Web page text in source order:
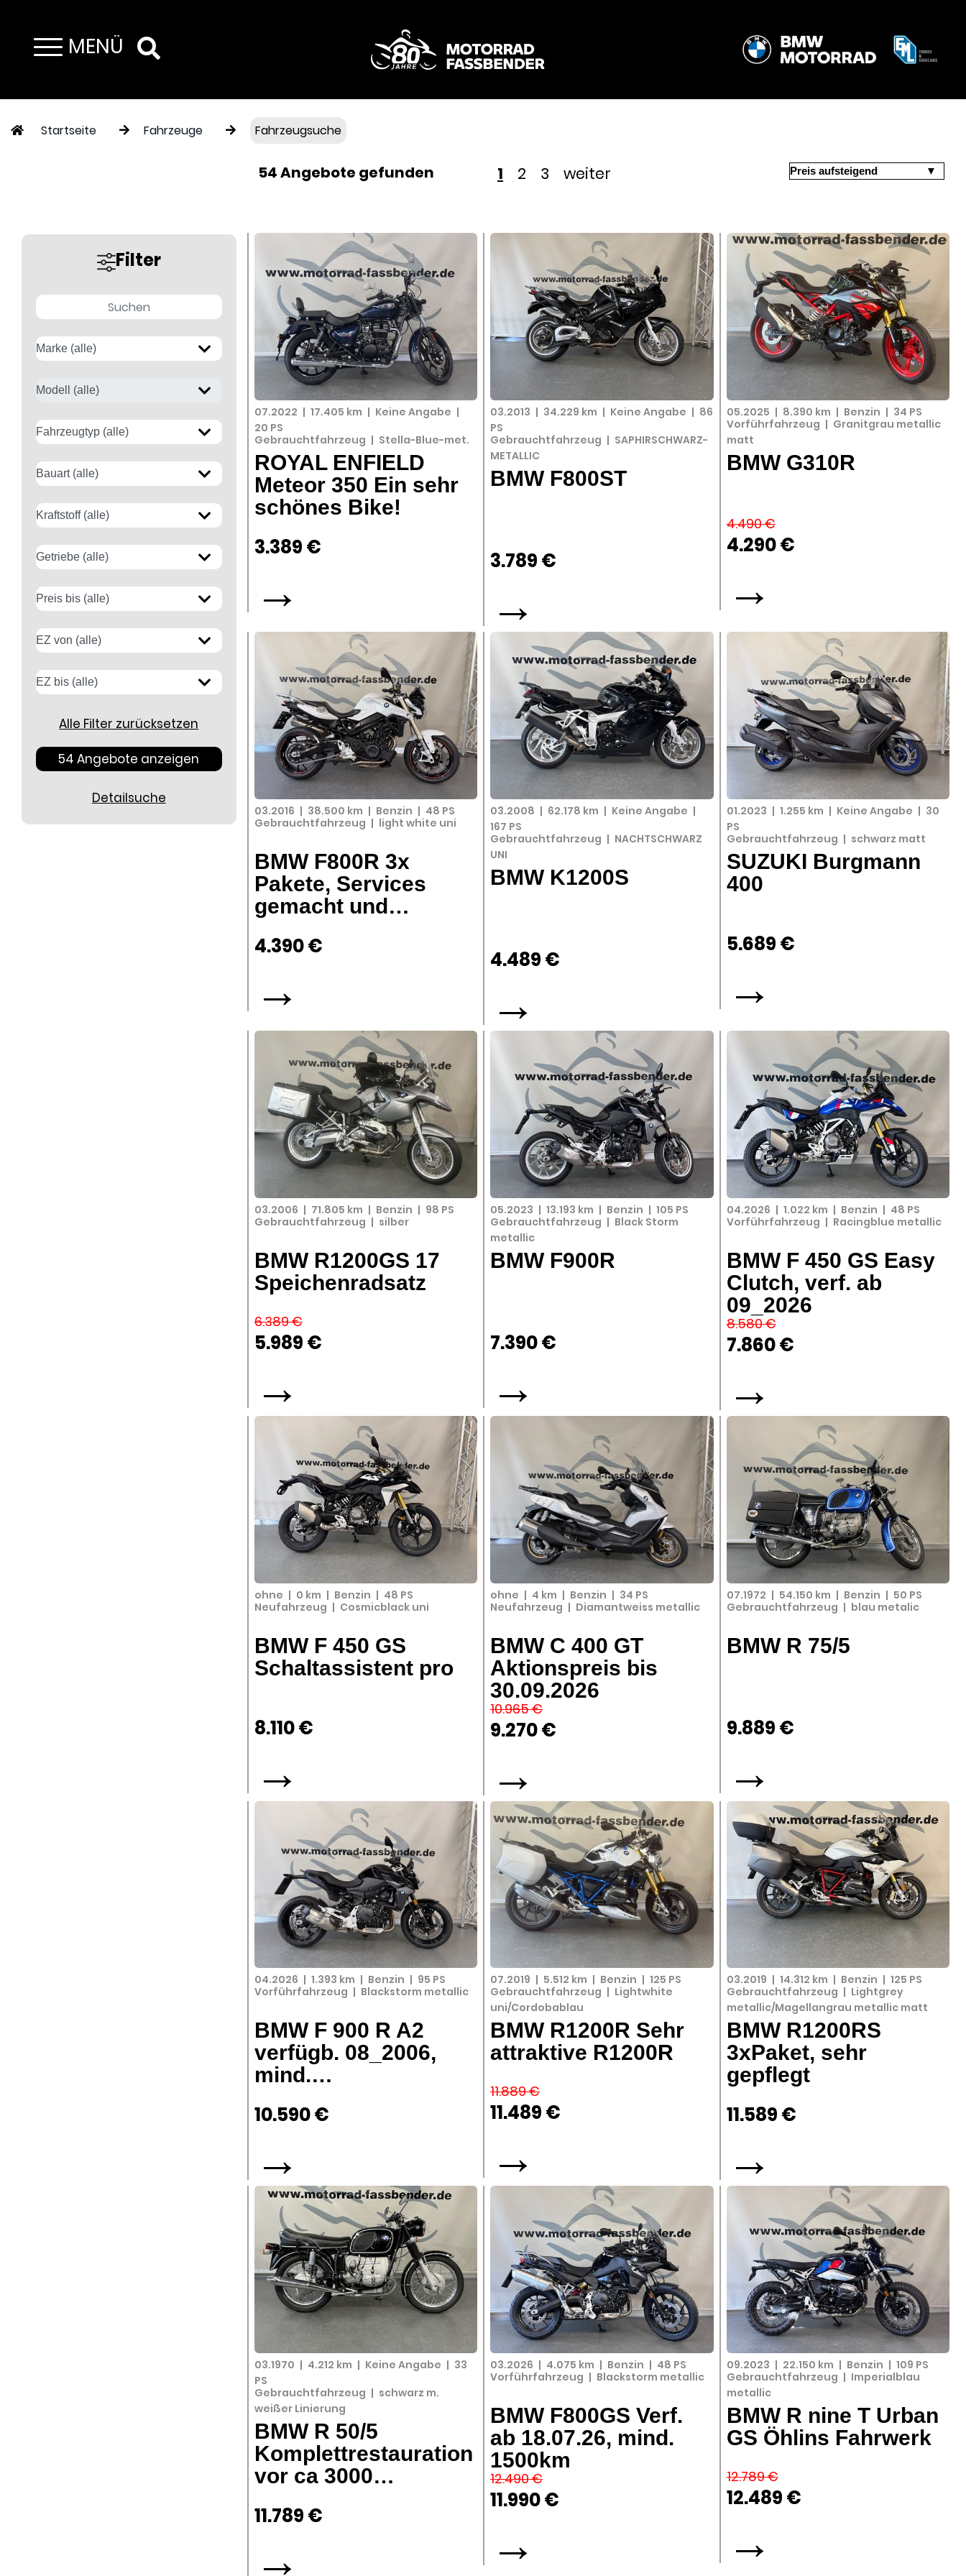
Toggle navigation
MENÜ
Startseite Fahrzeuge Fahrzeugsuche
Fahrzeuge
Touren & Events
Kontakt
Filter
Alle Filter zurücksetzen
54 Angebote anzeigen
Detailsuche
54 Angebote gefunden 1 2 3 weiter
07.2022 | 17.405 km | Keine Angabe |
20 PS
Gebrauchtfahrzeug | Stella-Blue-met.
ROYAL ENFIELD
Meteor 350 Ein sehr
schönes Bike!
3.389 €
→
03.2013 | 34.229 km | Keine Angabe | 86
PS
Gebrauchtfahrzeug | SAPHIRSCHWARZ-
METALLIC
BMW F800ST
3.789 €
→
05.2025 | 8.390 km | Benzin | 34 PS
Vorführfahrzeug | Granitgrau metallic
matt
BMW G310R
4.490 €
4.290 €
→
03.2016 | 38.500 km | Benzin | 48 PS
Gebrauchtfahrzeug | light white uni
BMW F800R 3x
Pakete, Services
gemacht und…
4.390 €
→
03.2008 | 62.178 km | Keine Angabe |
167 PS
Gebrauchtfahrzeug | NACHTSCHWARZ
UNI
BMW K1200S
4.489 €
→
01.2023 | 1.255 km | Keine Angabe | 30
PS
Gebrauchtfahrzeug | schwarz matt
SUZUKI Burgmann
400
5.689 €
→
03.2006 | 71.805 km | Benzin | 98 PS
Gebrauchtfahrzeug | silber
BMW R1200GS 17
Speichenradsatz
6.389 €
5.989 €
→
05.2023 | 13.193 km | Benzin | 105 PS
Gebrauchtfahrzeug | Black Storm
metallic
BMW F900R
7.390 €
→
04.2026 | 1.022 km | Benzin | 48 PS
Vorführfahrzeug | Racingblue metallic
BMW F 450 GS Easy
Clutch, verf. ab
09_2026
8.580 €
7.860 €
→
ohne | 0 km | Benzin | 48 PS
Neufahrzeug | Cosmicblack uni
BMW F 450 GS
Schaltassistent pro
8.110 €
→
ohne | 4 km | Benzin | 34 PS
Neufahrzeug | Diamantweiss metallic
BMW C 400 GT
Aktionspreis bis
30.09.2026
10.965 €
9.270 €
→
07.1972 | 54.150 km | Benzin | 50 PS
Gebrauchtfahrzeug | blau metalic
BMW R 75/5
9.889 €
→
04.2026 | 1.393 km | Benzin | 95 PS
Vorführfahrzeug | Blackstorm metallic
BMW F 900 R A2
verfügb. 08_2006,
mind.…
10.590 €
→
07.2019 | 5.512 km | Benzin | 125 PS
Gebrauchtfahrzeug | Lightwhite
uni/Cordobablau
BMW R1200R Sehr
attraktive R1200R
11.889 €
11.489 €
→
03.2019 | 14.312 km | Benzin | 125 PS
Gebrauchtfahrzeug | Lightgrey
metallic/Magellangrau metallic matt
BMW R1200RS
3xPaket, sehr
gepflegt
11.589 €
→
03.1970 | 4.212 km | Keine Angabe | 33
PS
Gebrauchtfahrzeug | schwarz m.
weißer Linierung
BMW R 50/5
Komplettrestauration
vor ca 3000…
11.789 €
→
03.2026 | 4.075 km | Benzin | 48 PS
Vorführfahrzeug | Blackstorm metallic
BMW F800GS Verf.
ab 18.07.26, mind.
1500km
12.490 €
11.990 €
→
09.2023 | 22.150 km | Benzin | 109 PS
Gebrauchtfahrzeug | Imperialblau
metallic
BMW R nine T Urban
GS Öhlins Fahrwerk
12.789 €
12.489 €
→